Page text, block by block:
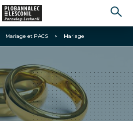
Mariage et PACS > Mariage